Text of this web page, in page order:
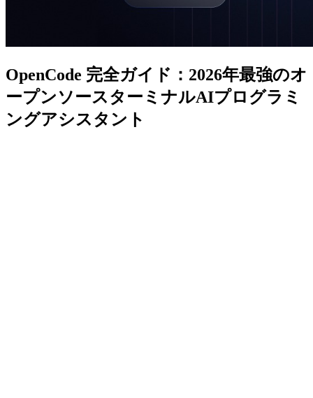
OpenCode 完全ガイド：2026年最強のオ
ープンソースターミナルAIプログラミ
ングアシスタント